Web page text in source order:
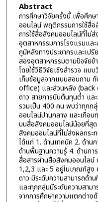
Abstract
การศึกษาวิจัยครั้งนี้ เพื่อศึกษ
ออนไลน์ พฤติกรรมการใช้สื่
การใช้สื่อสังคมออนไลน์ที่ไม่
อุตสาหกรรมการโรงแรมแล
ภูมิหลังทางประชากรและเป
สองอุตสาหกรรมตามปัจจัยข้
โดยใช้วิธีวิจัยเชิงสำรวจ แบ
เก็บข้อมูลจากแบบสอบถาม
office) และส่วนหลัง (back
ดาว สายการบินต้นทุนต่ำ แล
รวมเป็น 400 คน พบว่าทุกก
ออนไลน์ปานกลาง และเกือ
บนสื่อสังคมออนไลน์น้อยที่สุด
สังคมออนไลน์ที่ไม่ส่งผลกระ
ได้แก่ 1. ด้านเทคนิค 2. ด้าน
ด้านพื้นฐานความรู้ 4. ด้านกา
สื่อสารผ่านสื่อสังคมออนไลน์
1,2,3 และ 5 อยู่ในเกณฑ์สูง
ดาว มีระดับความสามารถด้
และทุกกลุ่มมีระดับความสาม
จากการศึกษาความแตกต่าง